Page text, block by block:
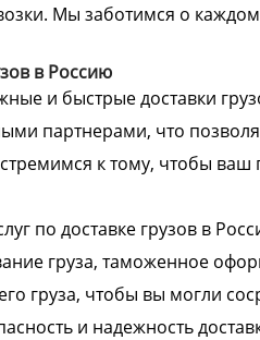
Мы заботимся о
в Россию
и быстрые доставки
партнерами, что
к тому, чтобы ваш
по доставке грузов в
груза, таможенное
груза, чтобы вы могли
и надежность